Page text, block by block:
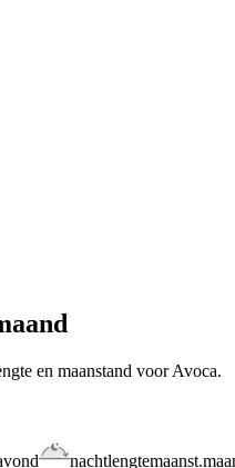
en maanstand voor Avoca.
nachtlengtemaanst.